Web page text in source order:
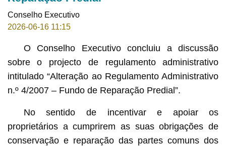
Conselho Executivo
2026-06-16 11:15
O Conselho Executivo concluiu a discussão
sobre o projecto de regulamento administrativo
intitulado “Alteração ao Regulamento Administrativo
n.º 4/2007 – Fundo de Reparação Predial”.
No sentido de incentivar e apoiar os
proprietários a cumprirem as suas obrigações de
conservação e reparação das partes comuns dos